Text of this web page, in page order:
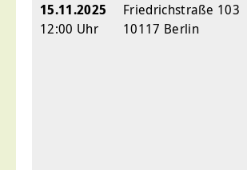
15.11.2025
12:00 Uhr
Friedrichstraße 103
10117 Berlin